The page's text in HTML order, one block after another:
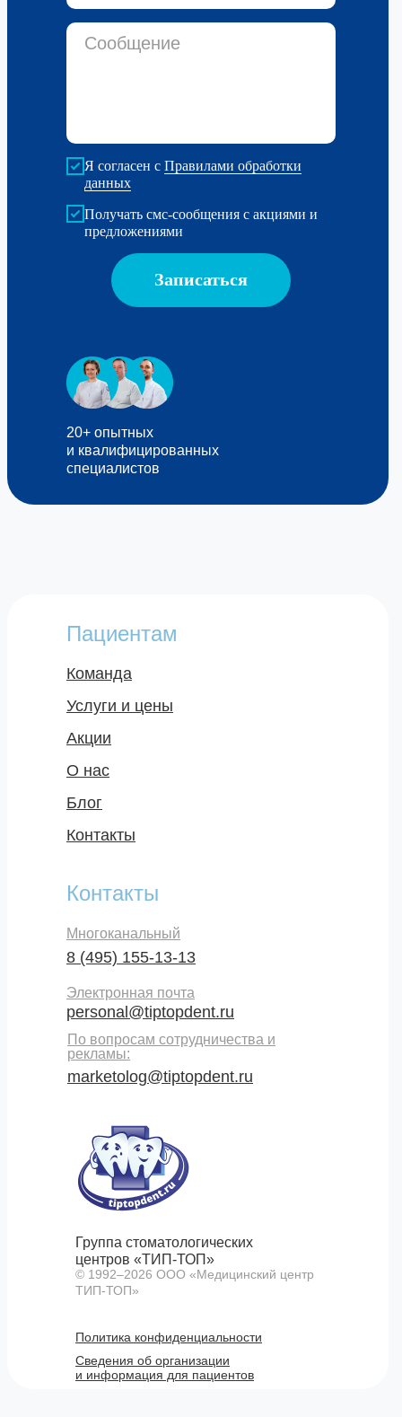
Я согласен с Правилами обработки
данных
Получать смс-сообщения с акциями и
предложениями
Записаться
20+ опытных
и квалифицированных
специалистов
Услуги и цены
О нас
Блог
Команда
Акции
Контакты
Пациентам
Контакты
Группа стоматологических
центров «ТИП-ТОП»
© 1992–2026 ООО «Медицинский центр
ТИП-ТОП»
Политика конфиденциальности
Сведения об организации
и информация для пациентов
8 (495) 155-13-13
Многоканальный
personal@tiptopdent.ru
Электронная почта
marketolog@tiptopdent.ru
По вопросам сотрудничества и
рекламы: